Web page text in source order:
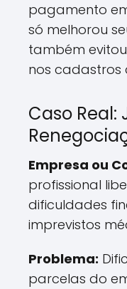
pagamento
só melhorou
também
nos cadastros
Caso Real:
Empresa ou
profissional
dificuldades
imprevistos
Problema:
parcelas do